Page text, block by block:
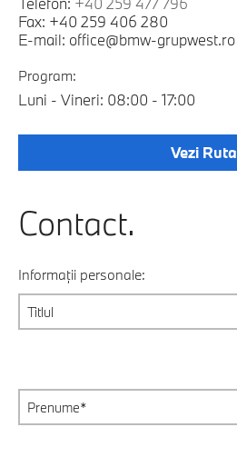
Fax: +40 259 406 280
E-mail: office@bmw-grupwest.ro
Program:
Luni - Vineri: 08:00 - 17:00
Vezi Ruta
Contact.
Informații personale: